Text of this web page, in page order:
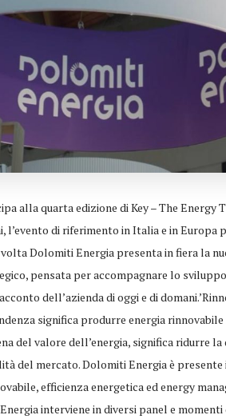
alla quarta edizione di Key – The Energy
l’evento di riferimento in Italia e in Europa
Dolomiti Energia presenta in fiera la
pensata per accompagnare lo
dell’azienda di oggi e di
significa produrre energia rinnovabile
del valore dell’energia, significa ridurre
del mercato. Dolomiti Energia è
efficienza energetica ed energy
interviene in diversi panel e